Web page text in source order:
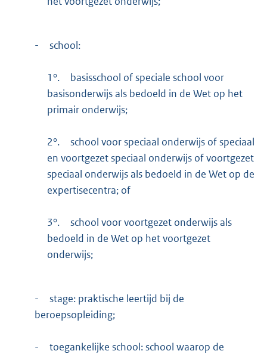
- school:
1°.
basisschool of speciale school voor
basisonderwijs als bedoeld in de Wet op het
primair onderwijs;
2°.
school voor speciaal onderwijs of speciaal
en voortgezet speciaal onderwijs of voortgezet
speciaal onderwijs als bedoeld in de Wet op de
expertisecentra; of
3°.
school voor voortgezet onderwijs als
bedoeld in de Wet op het voortgezet
onderwijs;
-
stage: praktische leertijd bij de
beroepsopleiding;
-
toegankelijke school: school waarop de